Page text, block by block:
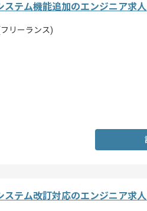
ステム機能追加のエンジニア求
リーランス)
ステム改訂対応のエンジニア求